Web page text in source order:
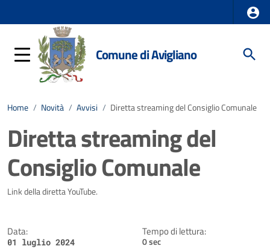
Comune di Avigliano
Home / Novità / Avvisi / Diretta streaming del Consiglio Comunale
Diretta streaming del
Consiglio Comunale
Dettagli della notizia
Link della diretta YouTube.
Data:
01 luglio 2024
Tempo di lettura:
0 sec